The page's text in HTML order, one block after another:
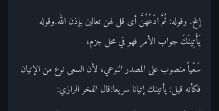
إلخ. وقوله: ثُمَّ ادْعُهُنَّ أى قل لهن تعالين بإذن الله.وقوله
يَأْتِينَكَ جواب الأمر فهو في محل جزم،
سَعْياً منصوب على المصدر النوعي، لأن السعى نوع من الإتيان
فكأنه قيل: يأتينك إتيانا سريعا:قال الفخر الرازي: